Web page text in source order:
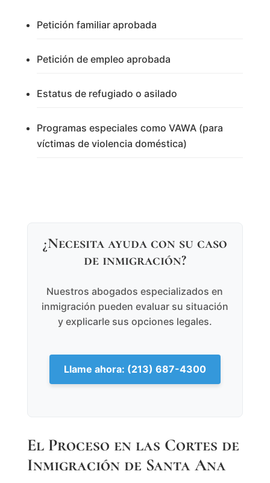
Petición familiar aprobada
Petición de empleo aprobada
Estatus de refugiado o asilado
Programas especiales como VAWA (para
víctimas de violencia doméstica)
¿Necesita ayuda con su caso
de inmigración?
Nuestros abogados especializados en
inmigración pueden evaluar su situación
y explicarle sus opciones legales.
Llame ahora: (213) 687-4300
El Proceso en las Cortes de
Inmigración de Santa Ana